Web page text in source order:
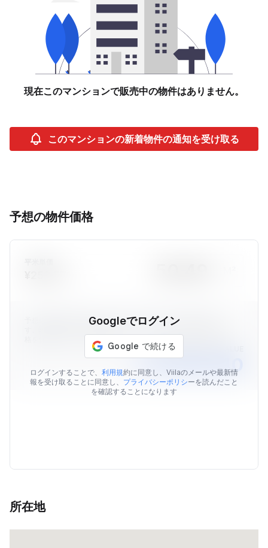
現在このマンションで販売中の物件はありません。
このマンションの新着物件の通知を受け取る
予想の物件価格
Googleでログイン
ログインすることで、 利用規約に同意し、Viilaのメールや最新情
報を受け取ることに同意し、 プライバシーポリシーを読んだこと
を確認することになります
予想の物件価格はViilaのデータを元に算出された価格情報で
す。表示されている予想価格はあくまでも目安であり、販売価
格を保証するものではありません。
AVERAGE MARKET VALUE
￥13,105,740
所在地